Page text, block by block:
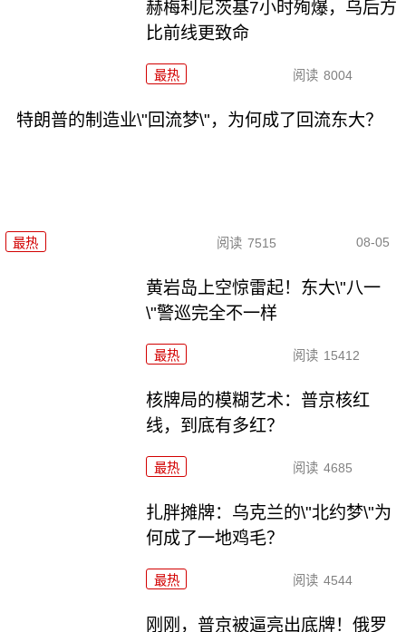
赫梅利尼茨基7小时殉爆，乌后方
比前线更致命
最热 阅读 8004
特朗普的制造业\"回流梦\"，为何成了回流东大？
最热 阅读 7515 08-05
黄岩岛上空惊雷起！东大\"八一
\"警巡完全不一样
最热 阅读 15412
核牌局的模糊艺术：普京核红
线，到底有多红？
最热 阅读 4685
扎胖摊牌：乌克兰的\"北约梦\"为
何成了一地鸡毛？
最热 阅读 4544
刚刚，普京被逼亮出底牌！俄罗